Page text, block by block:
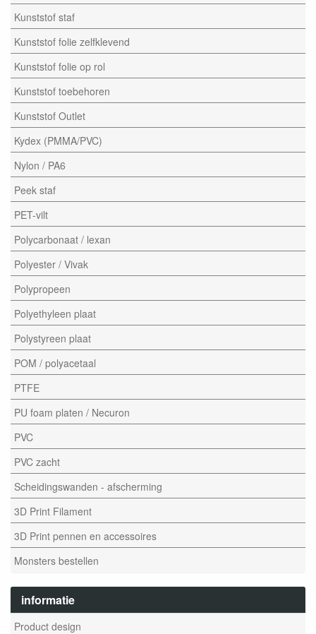
Kunststof staf
Kunststof folie zelfklevend
Kunststof folie op rol
Kunststof toebehoren
Kunststof Outlet
Kydex (PMMA/PVC)
Nylon / PA6
Peek staf
PET-vilt
Polycarbonaat / lexan
Polyester / Vivak
Polypropeen
Polyethyleen plaat
Polystyreen plaat
POM / polyacetaal
PTFE
PU foam platen / Necuron
PVC
PVC zacht
Scheidingswanden - afscherming
3D Print Filament
3D Print pennen en accessoires
Monsters bestellen
informatie
Product design